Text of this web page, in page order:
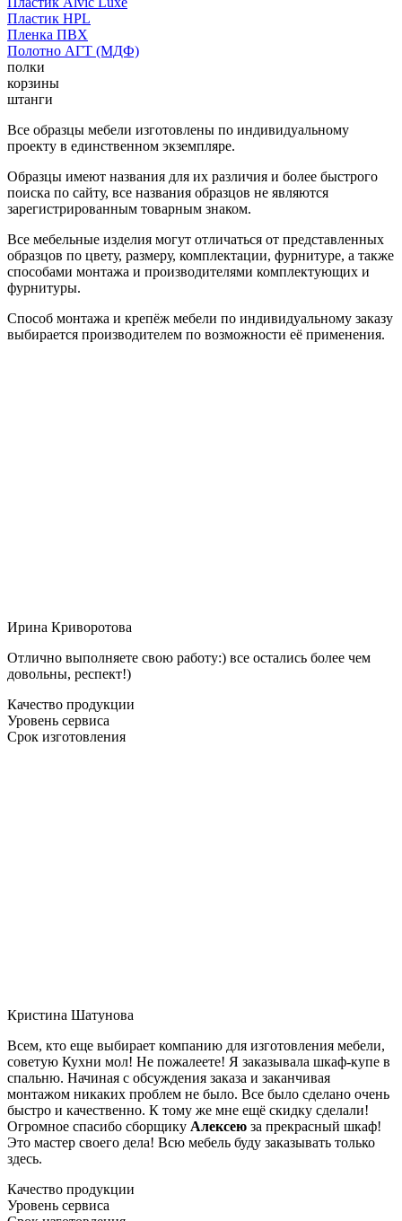
Пластик HPL
Пленка ПВХ
Полотно АГТ (МДФ)
полки
корзины
штанги
Все образцы мебели изготовлены по индивидуальному
проекту в единственном экземпляре.
Образцы имеют названия для их различия и более быстрого
поиска по сайту, все названия образцов не являются
зарегистрированным товарным знаком.
Все мебельные изделия могут отличаться от представленных
образцов по цвету, размеру, комплектации, фурнитуре, а также
способами монтажа и производителями комплектующих и
фурнитуры.
Способ монтажа и крепёж мебели по индивидуальному заказу
выбирается производителем по возможности её применения.
Ирина Криворотова
Отлично выполняете свою работу:) все остались более чем
довольны, респект!)
Качество продукции
Уровень сервиса
Срок изготовления
Кристина Шатунова
Всем, кто еще выбирает компанию для изготовления мебели,
советую Кухни мол! Не пожалеете! Я заказывала шкаф-купе в
спальню. Начиная с обсуждения заказа и заканчивая
монтажом никаких проблем не было. Все было сделано очень
быстро и качественно. К тому же мне ещё скидку сделали!
Огромное спасибо сборщику Алексею за прекрасный шкаф!
Это мастер своего дела! Всю мебель буду заказывать только
здесь.
Качество продукции
Уровень сервиса